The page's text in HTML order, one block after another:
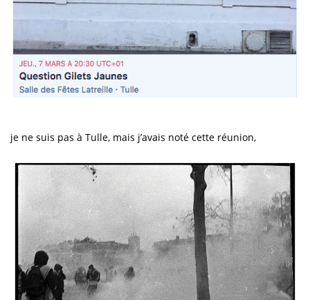
je ne suis pas à Tulle, mais j’avais noté cette réunion,